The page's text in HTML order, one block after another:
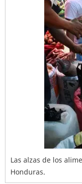
Las alzas de los
Honduras.